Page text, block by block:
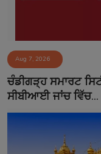
Aug 7, 2026
ਚੰਡੀਗੜ੍ਹ ਸਮਾਰਟ
ਸੀਬੀਆਈ ਜਾਂਚ ਵਿੱਚ...